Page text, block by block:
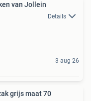
van Jollein
Details
3 aug 26
grijs maat 70